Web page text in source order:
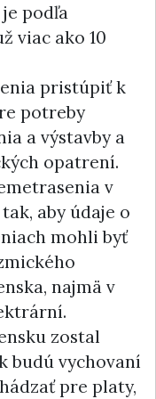
podľa
viac ako 10
pristúpiť k
potreby
a výstavby a
opatrení.
v
aby údaje o
mohli byť
najmä v
zostal
budú vychovaní
pre platy,